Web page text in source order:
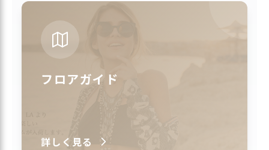
フロアガイド
詳しく見る